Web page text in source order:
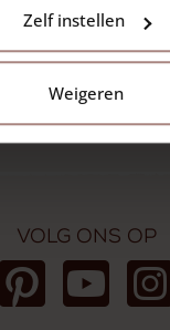
Zelf instellen
Weigeren
Met zorg geleverd
9.7
Volg ons op